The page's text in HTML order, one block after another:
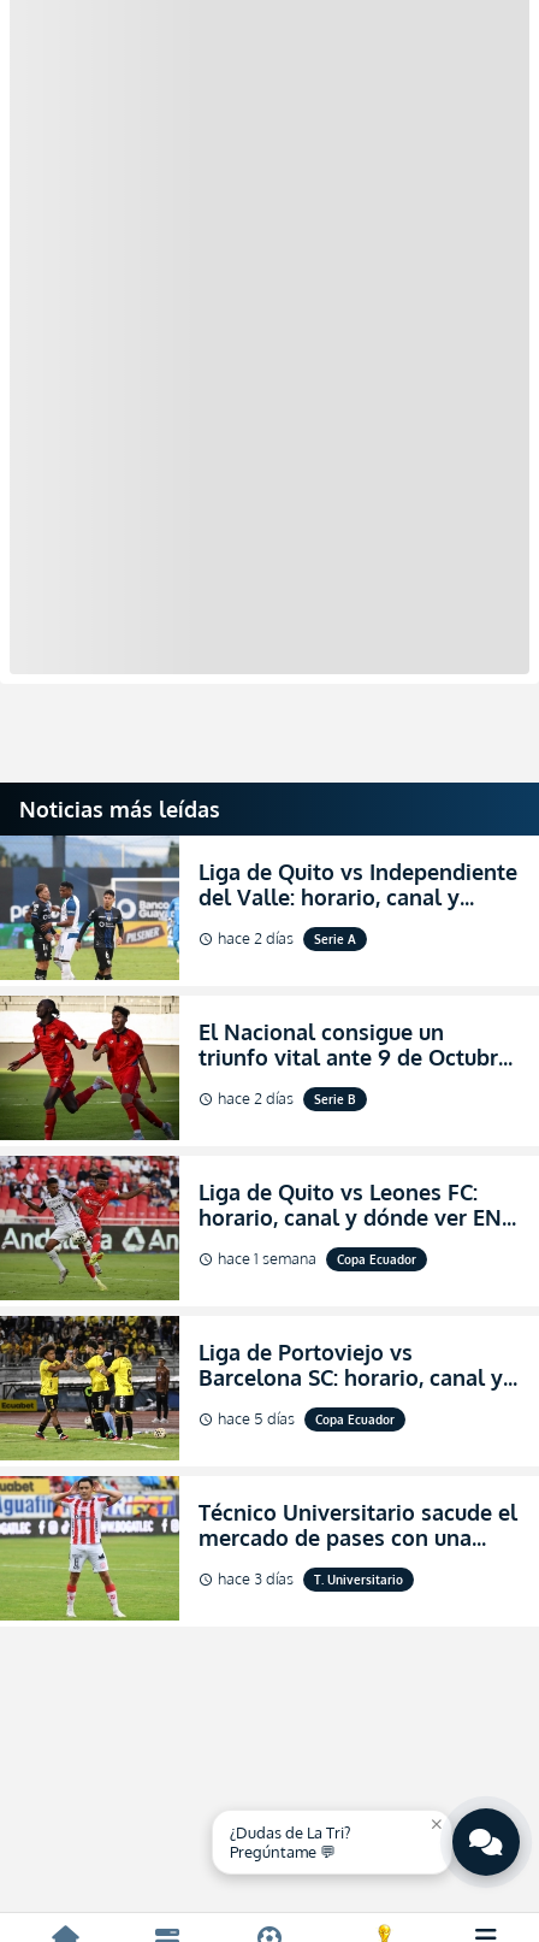
Noticias más leídas
Liga de Quito vs Independiente
del Valle: horario, canal y
dónde ver EN VIVO el
partidazo por la fecha 24 de la
schedule hace 2 días Serie A
El Nacional consigue un
triunfo vital ante 9 de Octubre
para encender la fe en la
salvación
schedule hace 2 días Serie B
Liga de Quito vs Leones FC:
horario, canal y dónde ver EN
VIVO los octavos de final de la
Copa Ecuador 2026
schedule hace 1 semana Copa Ecuador
Liga de Portoviejo vs
Barcelona SC: horario, canal y
dónde ver EN VIVO los octavos
de final de la Copa Ecuador
schedule hace 5 días Copa Ecuador
Técnico Universitario sacude el
mercado de pases con una
verdadera revolución para
asegurar la permanencia
schedule hace 3 días T. Universitario
close
¿Dudas de La Tri?
Pregúntame 💬